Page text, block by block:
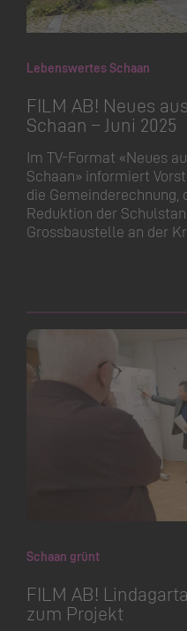
Lebenswertes Schaan
FILM AB! Neues
Schaan – Juni 2025
Im TV-Format «Neues
Schaan» informiert
die Gemeinde­rechnung,
Reduktion der
Grossbaustelle an der
Schaan grünt
FILM AB!
zum Projekt